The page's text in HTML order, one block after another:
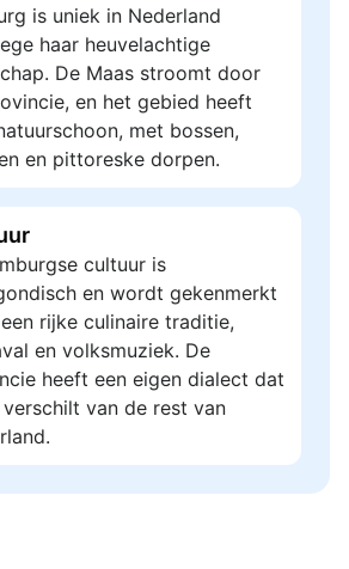
is uniek in Nederland
haar heuvelachtige
De Maas stroomt door
en het gebied heeft
met bossen,
en pittoreske dorpen.
cultuur is
en wordt gekenmerkt
rijke culinaire traditie,
en volksmuziek. De
heeft een eigen dialect dat
van de rest van